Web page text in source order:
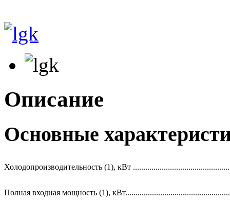
Описание
Основные
Холодопроизводительность (1), кВт
Полная входная мощность (1),